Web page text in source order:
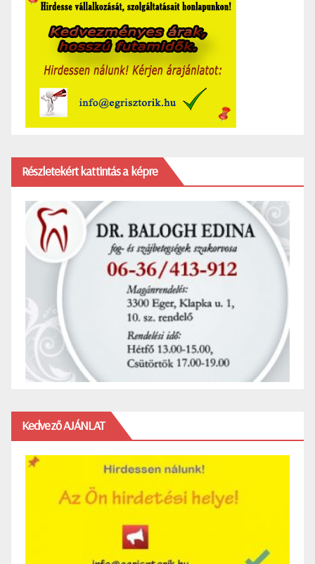
Részletekért kattintás a képre
Kedvező AJÁNLAT